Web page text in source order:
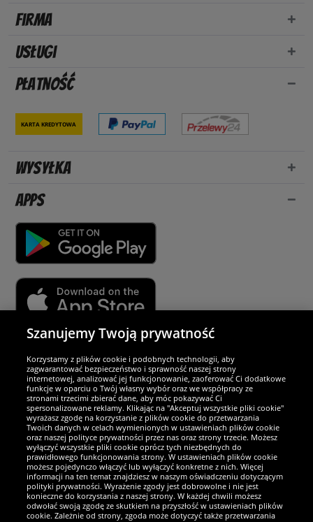
Firma
Usługi
Płatność
Karta kredytowa
Wysyłka
Apps
Partnerzy i bezpieczeństwo
Jesteśmy wyjątkowi
Szanujemy Twoją prywatność
Korzystamy z plików cookie i podobnych technologii, aby
zagwarantować bezpieczeństwo i sprawność naszej strony
internetowej, analizować jej funkcjonowanie, zaoferować Ci dodatkowe
funkcje w oparciu o Twój własny wybór oraz we współpracy ze
stronami trzecimi zbierać dane, aby móc pokazywać Ci
spersonalizowane reklamy. Klikając na "Akceptuj wszystkie pliki cookie"
wyrażasz zgodę na korzystanie z plików cookie do przetwarzania
Twoich danych w celach wymienionych w ustawieniach plików cookie
oraz naszej polityce prywatności przez nas oraz strony trzecie. Możesz
wyłączyć wszystkie pliki cookie oprócz tych niezbędnych do
prawidłowego funkcjonowania strony. W ustawieniach plików cookie
możesz pojedynczo włączyć lub wyłączyć konkretne z nich. Więcej
informacji na ten temat znajdziesz w naszym oświadczeniu dotyczącym
polityki prywatności. Wyrażenie zgody jest dobrowolne i nie jest
konieczne do korzystania z naszej strony. W każdej chwili możesz
odwołać swoją zgodę ze skutkiem na przyszłość w ustawieniach plików
cookie. Zależnie od strony, zgoda może dotyczyć także przetwarzania